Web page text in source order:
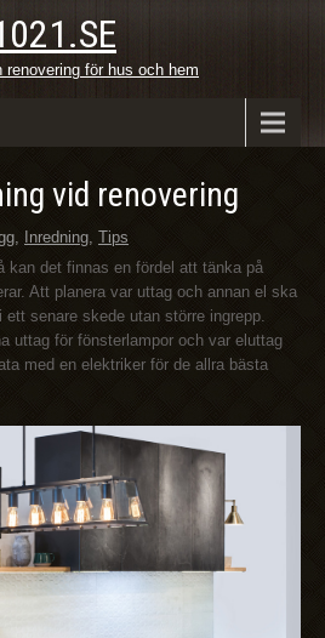
renovering för hus och hem
vid renovering
, Inredning, Tips
kan det finnas en fördel att tänka på
Att planera var uttag och annan el ska
senare skede utan större ingrepp.
uttag för fönsterlampor och var eluttag
med en elektriker för de allra bästa